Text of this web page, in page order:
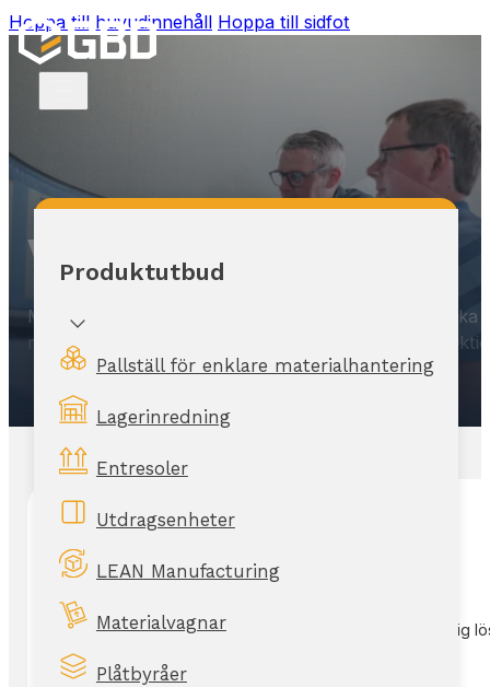
Hoppa till huvudinnehåll Hoppa till sidfot
Produktutbud
Pallställ för enklare materialhantering
Lagerinredning
Entresoler
Utdragsenheter
LEAN Manufacturing
Materialvagnar
Plåtbyråer
Våra tjänster
Med vår långa erfarenhet tillsammans med våra
materialhantering, internlogistik, montering &
Rådgivning & konsultation
Oavsett storlek på bolag så hjälper vi er från idé till färdig